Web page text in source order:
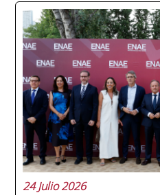
24 Julio 2026